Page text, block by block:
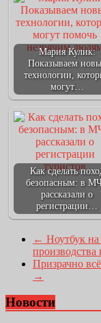
Мария Кулик:
Показываем
технологии,
могут…
Как сделать
безопасным: в
рассказали о
регистрации…
← Ноутбук
Призрачно
→
Новости